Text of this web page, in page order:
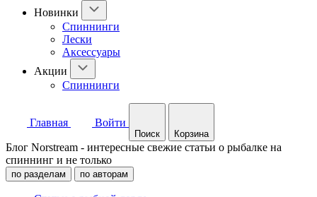
Новинки
Спиннинги
Лески
Аксессуары
Акции
Спиннинги
Главная Войти
Поиск Корзина
Блог Norstream - интересные свежие статьи о рыбалке на
спиннинг и не только
по разделам по авторам